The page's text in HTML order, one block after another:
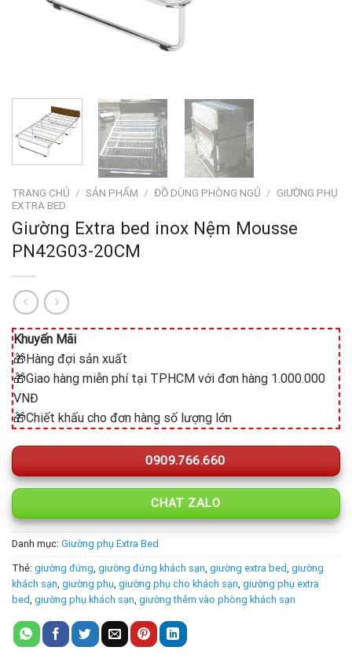
TRANG CHỦ / SẢN PHẨM / ĐỒ DÙNG PHÒNG NGỦ / GIƯỜNG PHỤ
EXTRA BED
Giường Extra bed inox Nệm Mousse
PN42G03-20CM
Khuyến Mãi
🎁Hàng đợi sản xuất
🎁Giao hàng miễn phí tại TPHCM với đơn hàng 1.000.000
VNĐ
🎁Chiết khấu cho đơn hàng số lượng lớn
0909.766.660
CHAT ZALO
Danh mục: Giường phụ Extra Bed
Thẻ: giường đứng giường đứng khách sạn giường extra bed giường
khách sạn giường phụ giường phụ cho khách sạn giường phụ extra
bed giường phụ khách sạn giường thêm vào phòng khách sạn